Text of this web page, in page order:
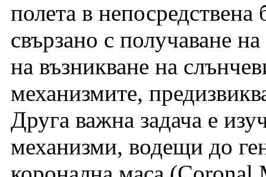
полета в
свързано с получаване
на възникване на
механизмите,
Друга важна задача е
механизми, водещи до